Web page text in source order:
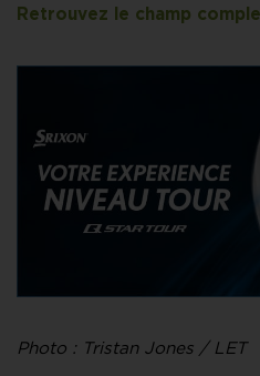
Retrouvez le champ
Photo : Tristan Jones / LET